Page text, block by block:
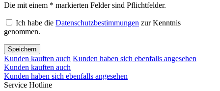
Die mit einem * markierten Felder sind Pflichtfelder.
Ich habe die Datenschutzbestimmungen zur Kenntnis
genommen.
Speichern
Kunden kauften auch Kunden haben sich ebenfalls angesehen
Kunden kauften auch
Kunden haben sich ebenfalls angesehen
Service Hotline